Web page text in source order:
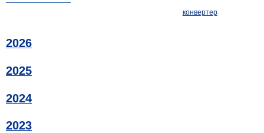
конвертер
2026
2025
2024
2023